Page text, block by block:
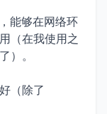
能够在网络环
（在我使用之
）。
（除了